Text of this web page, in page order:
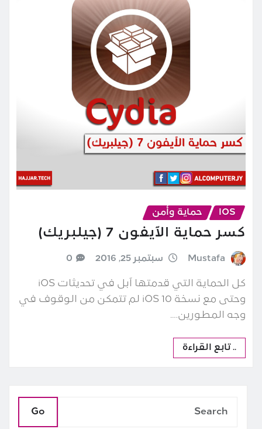
IOS حماية وأمن
كسر حماية الآيفون 7 (جيلبريك)
Mustafa سبتمبر 25, 2016 0
كل الحماية التي قدمتها آبل في تحديثات iOS
وحتى مع نسخة iOS 10 لم تتمكن من الوقوف في
وجه المطورين.…
.. تابع القراءة
Go